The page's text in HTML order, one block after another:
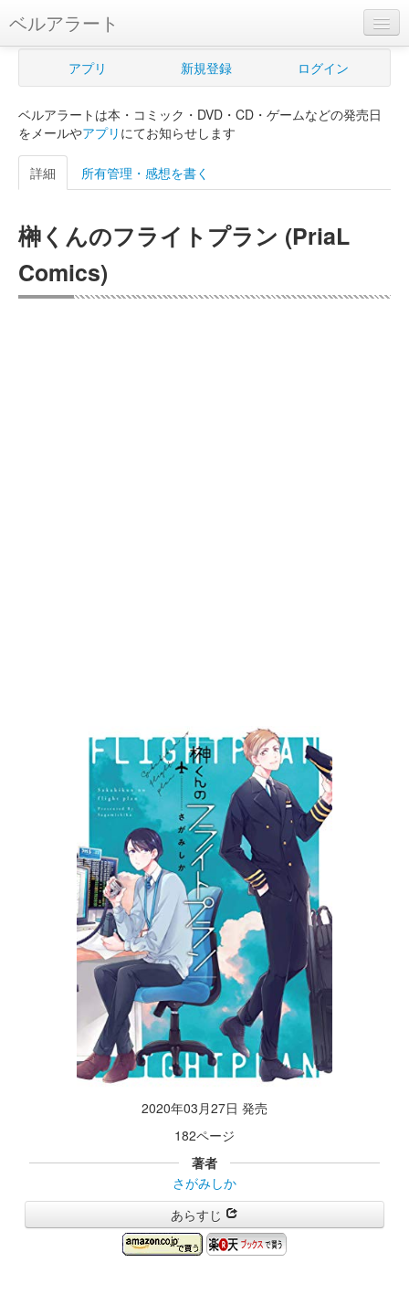
ベルアラート
ベルアラートとは
新規登録
ログイン
購入管理
Myシェルフ
アプリ 新規登録 ログイン
ベルアラートは本・コミック・DVD・CD・ゲームなどの発売日
をメールやアプリ にてお知らせします
詳細 所有管理・感想を書く
榊くんのフライトプラン (PriaL
Comics)
2020年03月27日 発売
182ページ
著者
さがみしか
あらすじ